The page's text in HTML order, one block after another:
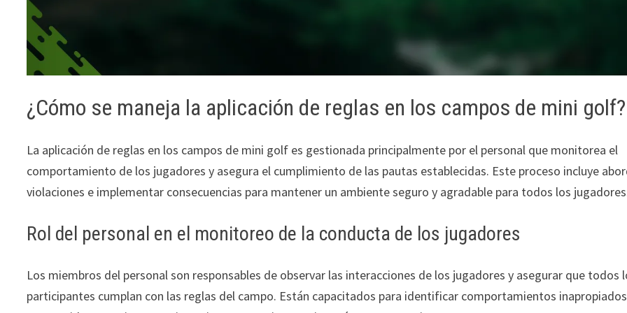
¿Cómo se maneja la aplicación de reglas en los campos de mini golf?
La aplicación de reglas en los campos de mini golf es gestionada principalmente por el personal que monitorea el
comportamiento de los jugadores y asegura el cumplimiento de las pautas establecidas. Este proceso incluye
violaciones e implementar consecuencias para mantener un ambiente seguro y agradable para todos los
Rol del personal en el monitoreo de la conducta de los jugadores
Los miembros del personal son responsables de observar las interacciones de los jugadores y asegurar que todos
participantes cumplan con las reglas del campo. Están capacitados para identificar comportamientos